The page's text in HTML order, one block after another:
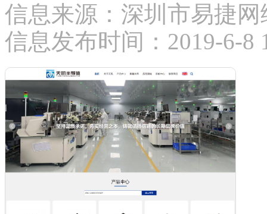
信息来源：深圳市易捷
信息发布时间：2019-6-8